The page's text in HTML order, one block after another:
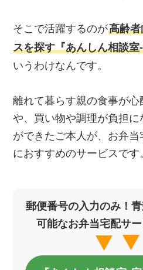
そこで活躍するのが高齢
スを探す『あんしん相談室
いうわけなんです。
離れて暮らす親の食事が
や、買い物や調理が負担
ができたご本人が、お弁
におすすめのサービスです
郵便番号の入力のみ！
可能なお弁当宅配サ